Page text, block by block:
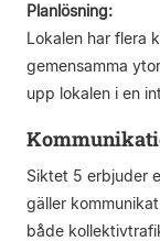
Planlösning:
Lokalen har flera
gemensamma
upp lokalen i en
Siktet 5 erbjuder
gäller
både